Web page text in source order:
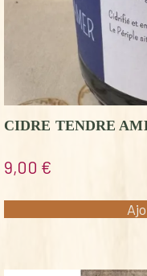
CIDRE TENDRE
9,00 €